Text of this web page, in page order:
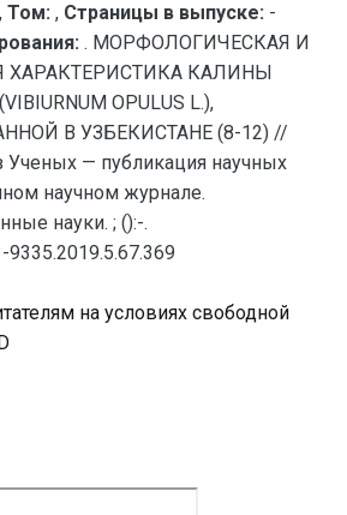
, Том: , Страницы в выпуске: -
. МОРФОЛОГИЧЕСКАЯ И
ХАРАКТЕРИСТИКА КАЛИНЫ
OPULUS L.),
В УЗБЕКИСТАНЕ (8-12) //
Ученых — публикация научных
научном журнале.
науки. ; ():-.
9335.2019.5.67.369
на условиях свободной